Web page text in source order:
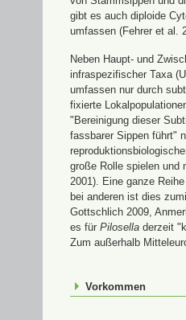
gibt es auch diploide
umfassen (Fehrer et al.
Neben Haupt- und
infraspezifischer Taxa
umfassen nur durch
fixierte
"Bereinigung dieser
fassbarer Sippen führt"
große Rolle spielen und
2001). Eine ganze
bei anderen ist dies
Gottschlich 2009,
es für Pilosella derzeit
Zum außerhalb
Vorkommen